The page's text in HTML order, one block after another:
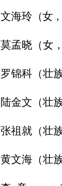
文海玲 （女
莫孟晓（女
罗锦科（壮族
陆金文（壮族
张祖就（壮族
黄文海（壮族